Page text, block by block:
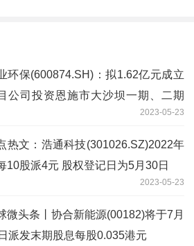
环保(600874.SH)：拟1.62亿元成立
公司投资恩施市大沙坝一期、二期
家坝)污水处理厂及配套管网工程特许
项目
2023-05-23
热文：浩通科技(301026.SZ)2022年
10股派4元 股权登记日为5月30日
2023-05-23
微头条丨协合新能源(00182)将于7月
派发末期股息每股0.035港元